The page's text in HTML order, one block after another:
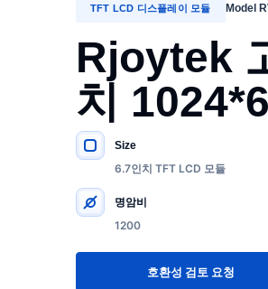
TFT LCD 디스플레이 모듈 Model
Rjoytek
치
주요 사양
Size
6.7인치 TFT LCD 모듈
명암비
1200
호환성 검토 요청